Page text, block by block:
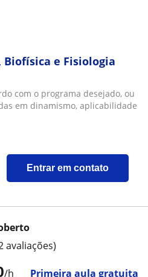
e Fisiologia
com o programa desejado, ou
em dinamismo, aplicabilidade
Entrar em contato
/h Primeira aula gratuita
avaliações)